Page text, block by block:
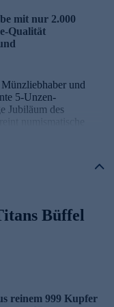
mit nur 2.000
Qualität
und
5-Unzen-
Jubiläum des
numismatische
Die erste
dieser enormen
Gestaltungselemente
Die Bildseite zeigt
Bison in seiner
Highlight
das diese Ausgabe
kennzeichnet.
Büffel
reinem 999 Kupfer